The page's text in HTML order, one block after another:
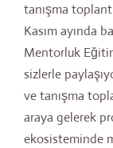
tanışma
Kasım ayında
Mentorluk
sizlerle
ve tanışma
araya gelerek
ekosisteminde